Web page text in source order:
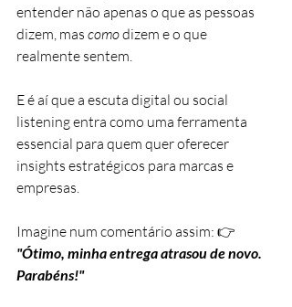
entender não apenas o que as pessoas
dizem, mas como dizem e o que
realmente sentem.
E é aí que a escuta digital ou social
listening entra como uma ferramenta
essencial para quem quer oferecer
insights estratégicos para marcas e
empresas.
Imagine num comentário assim: 👉
"Ótimo, minha entrega atrasou de novo.
Parabéns!"